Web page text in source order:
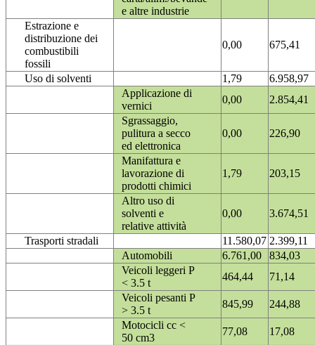
e altre industrie
Estrazione e
distribuzione dei
combustibili
fossili
0,00 675,41
Uso di solventi 1,79
6.958,97
Applicazione di
vernici
0,00
2.854,41
Sgrassaggio,
pulitura a secco
ed elettronica
0,00 226,90
Manifattura e
lavorazione di
prodotti chimici
1,79 203,15
Altro uso di
solventi e
relative attività
0,00 3.674,51
Trasporti stradali 11.580,07 2.399,11
Automobili
6.761,00
834,03
Veicoli leggeri P
< 3.5 t
464,44
71,14
Veicoli pesanti P
> 3.5 t
845,99
244,88
Motocicli cc <
50 cm3
77,08
17,08